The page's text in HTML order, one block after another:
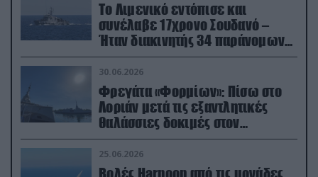
Το Λιμενικό εντόπισε και
συνέλαβε 17χρονο Σουδανό –
Ήταν διακινητής 34 παράνομων
μεταναστών
30.06.2026
Φρεγάτα «Φορμίων»: Πίσω στο
Λοριάν μετά τις εξαντλητικές
θαλάσσιες δοκιμές στον
απαιτητικό Βισκαϊκό
25.06.2026